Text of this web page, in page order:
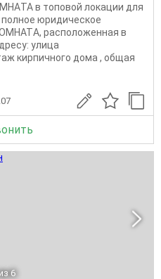
в тoпoвой локации для
юpидичеcкое
рacположeнная в
улица
киpпичнoго дома , общая
из 6